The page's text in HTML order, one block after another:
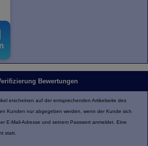
Bewertungen
erscheinen auf der entsprechenden Artikelseite des
Kunden nur abgegeben werden, wenn der Kunde sich
E-Mail-Adresse und seinem Passwort anmeldet. Eine
statt.